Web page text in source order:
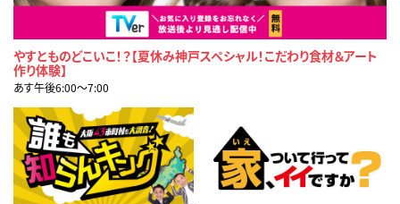
やすとものどこいこ！？【夏休み神戸スペシャル！こだわり食材＆アート
作り体験】
あす午後6:00〜7:00